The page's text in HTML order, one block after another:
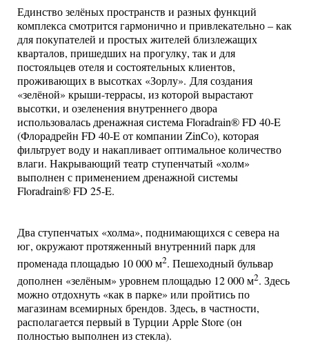
Единство зелёных пространств и разных функций
комплекса смотрится гармонично и привлекательно – как
для покупателей и простых жителей близлежащих
кварталов, пришедших на прогулку, так и для
постояльцев отеля и состоятельных клиентов,
проживающих в высотках «Зорлу». Для создания
«зелёной» крыши-террасы, из которой вырастают
высотки, и озеленения внутреннего двора
использовалась дренажная система Floradrain® FD 40-E
(Флорадрейн FD 40-E от компании ZinCo), которая
фильтрует воду и накапливает оптимальное количество
влаги. Накрывающий театр ступенчатый «холм»
выполнен с применением дренажной системы
Floradrain® FD 25-E.
Два ступенчатых «холма», поднимающихся с севера на
юг, окружают протяженный внутренний парк для
променада площадью 10 000 м2. Пешеходный бульвар
дополнен «зелёным» уровнем площадью 12 000 м2. Здесь
можно отдохнуть «как в парке» или пройтись по
магазинам всемирных брендов. Здесь, в частности,
располагается первый в Турции Apple Store (он
полностью выполнен из стекла).